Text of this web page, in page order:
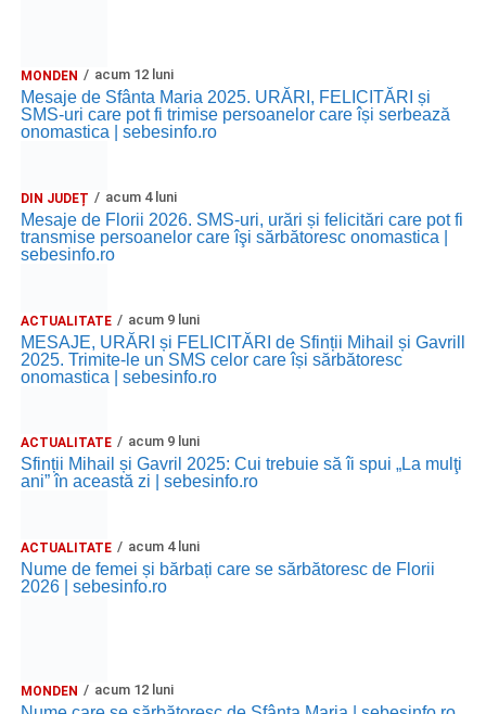
MONDEN acum 12 luni
Mesaje de Sfânta Maria 2025. URĂRI, FELICITĂRI și
SMS-uri care pot fi trimise persoanelor care își serbează
onomastica | sebesinfo.ro
DIN JUDEȚ acum 4 luni
Mesaje de Florii 2026. SMS-uri, urări și felicitări care pot fi
transmise persoanelor care îşi sărbătoresc onomastica |
sebesinfo.ro
ACTUALITATE acum 9 luni
MESAJE, URĂRI și FELICITĂRI de Sfinții Mihail și Gavrill
2025. Trimite-le un SMS celor care își sărbătoresc
onomastica | sebesinfo.ro
ACTUALITATE acum 9 luni
Sfinții Mihail și Gavril 2025: Cui trebuie să îi spui „La mulţi
ani” în această zi | sebesinfo.ro
ACTUALITATE acum 4 luni
Nume de femei și bărbați care se sărbătoresc de Florii
2026 | sebesinfo.ro
MONDEN acum 12 luni